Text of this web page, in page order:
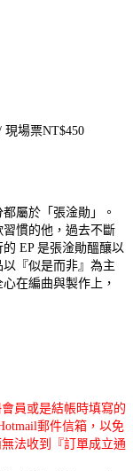
場票NT$450
屬於「張淦勛」。
慣的他，過去不斷
EP 是張淦勛醞釀以
『似是而非』為主
在編曲與製作上，
員或是結帳時填寫的
郵件信箱，以免
法收到『訂單成立通